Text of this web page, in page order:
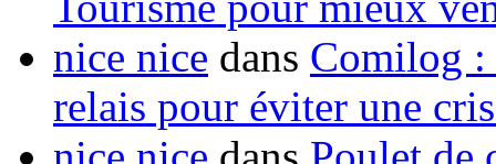
nice nice dans Comilog :
relais pour éviter une